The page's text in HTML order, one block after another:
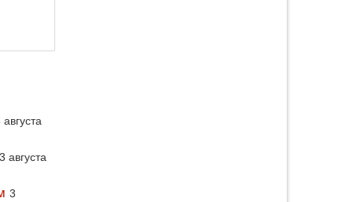
августа
3 августа
3